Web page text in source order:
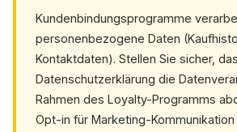
Kundenbindungsprogramme
personenbezogene Daten
Kontaktdaten). Stellen Sie sicher,
Datenschutzerklärung die
Rahmen des Loyalty-Programms
Opt-in für Marketing-